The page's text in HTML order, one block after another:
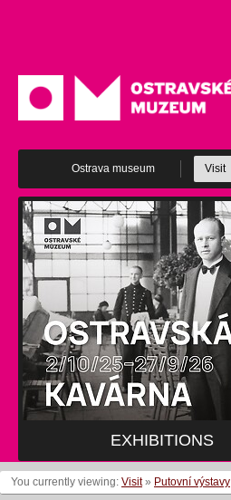
Ostrava museum Visit
EXHIBITIONS
You currently viewing: Visit» Putovní výstavy